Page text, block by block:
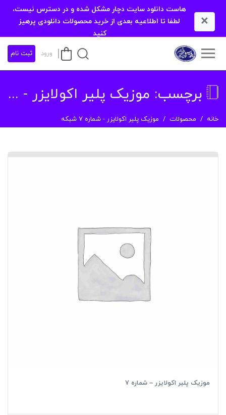
×
هاست دانلود سایت دچار مشکل شده و در دسترس نیست،
لطفا تا اطلاعیه بعدی از خرید محصولات دانلودی پرهیز
کنید
ورود ثبت نام
برچسب: موزیک پلیر اکولایزر - شماره 7 شبکه
خانه محصولات موزیک پلیر اکولایزر - شماره 7 شبکه
موزیک پلیر اکولایزر – شماره 7